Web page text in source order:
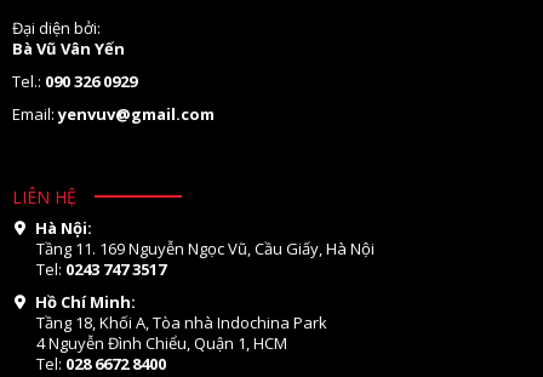
Đại diện bởi:
Bà Vũ Vân Yến
Tel.: 090 326 0929
Email:yenvuv@gmail.com
LIÊN HỆ
Hà Nội:
Tầng 11. 169 Nguyễn Ngọc Vũ, Cầu Giấy, Hà Nội
Tel: 0243 747 3517
Hồ Chí Minh:
Tầng 18, Khối A, Tòa nhà Indochina Park
4 Nguyễn Đình Chiểu, Quận 1, HCM
Tel: 028 6672 8400